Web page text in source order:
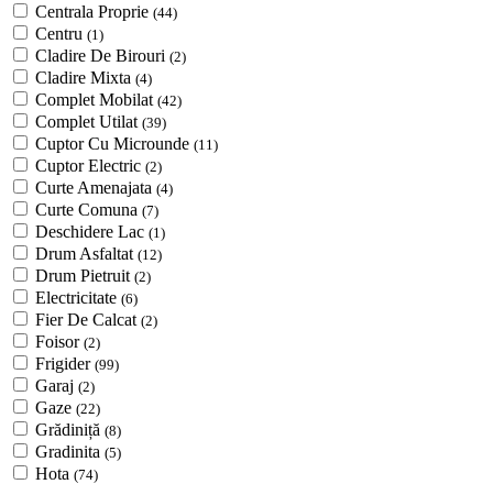
Centrala Proprie (44)
Centru (1)
Cladire De Birouri (2)
Cladire Mixta (4)
Complet Mobilat (42)
Complet Utilat (39)
Cuptor Cu Microunde (11)
Cuptor Electric (2)
Curte Amenajata (4)
Curte Comuna (7)
Deschidere Lac (1)
Drum Asfaltat (12)
Drum Pietruit (2)
Electricitate (6)
Fier De Calcat (2)
Foisor (2)
Frigider (99)
Garaj (2)
Gaze (22)
Grădiniță (8)
Gradinita (5)
Hota (74)